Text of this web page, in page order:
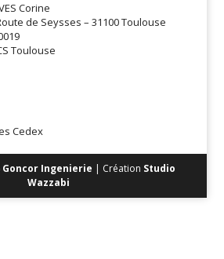
Corine
de Seysses – 31100 Toulouse
Toulouse
Cedex
Goncor Ingenierie | Création Studio
Wazzabi